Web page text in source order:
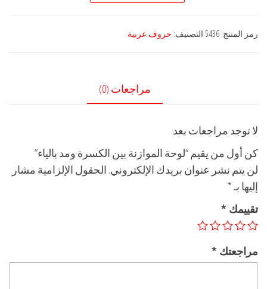
بين
رمز المنتج: 5436 التصنيف: حروف عربية
مراجعات (0)
لا توجد مراجعات بعد.
كن أول من يقيم “لوحة الموازنة بين الكسرة ومد بالياء”
لن يتم نشر عنوان بريدك الإلكتروني. الحقول الإلزامية مشار
إليها بـ*
تقييمك *
مراجعتك *